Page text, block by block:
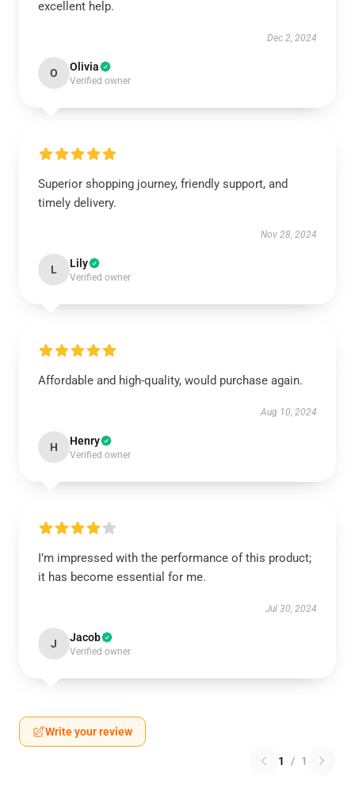
excellent help.
Dec 2, 2024
O Olivia
Verified owner
Superior shopping journey, friendly support, and
timely delivery.
Nov 28, 2024
L Lily
Verified owner
Affordable and high-quality, would purchase again.
Aug 10, 2024
H Henry
Verified owner
I’m impressed with the performance of this product;
it has become essential for me.
Jul 30, 2024
J Jacob
Verified owner
Write your review
1 / 1